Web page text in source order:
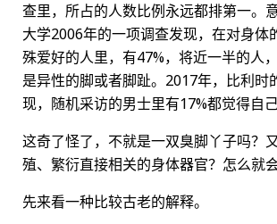
查里，所占的人数比例永远都排第一。
大学2006年的一项调查发现，在对身体
殊爱好的人里，有47%，将近一半的人
是异性的脚或者脚趾。2017年，比利时
现，随机采访的男士里有17%都觉得自己
这奇了怪了，不就是一双臭脚丫子吗？
殖、繁衍直接相关的身体器官？怎么就
先来看一种比较古老的解释。